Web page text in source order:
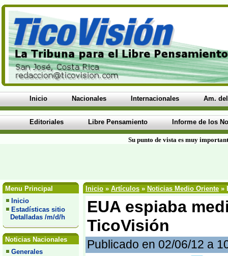
Inicio Nacionales Internacionales Am.
Editoriales Libre Pensamiento Informe de los
Su punto de vista es muy
Menu Principal
Inicio
Estadísticas sitio
Detalladas /m/d/h
Noticias Nacionales
Generales
Inicio » Artículos » Noticias Medio Oriente »
EUA espiaba
TicoVisión
Publicado en 02/06/12 a